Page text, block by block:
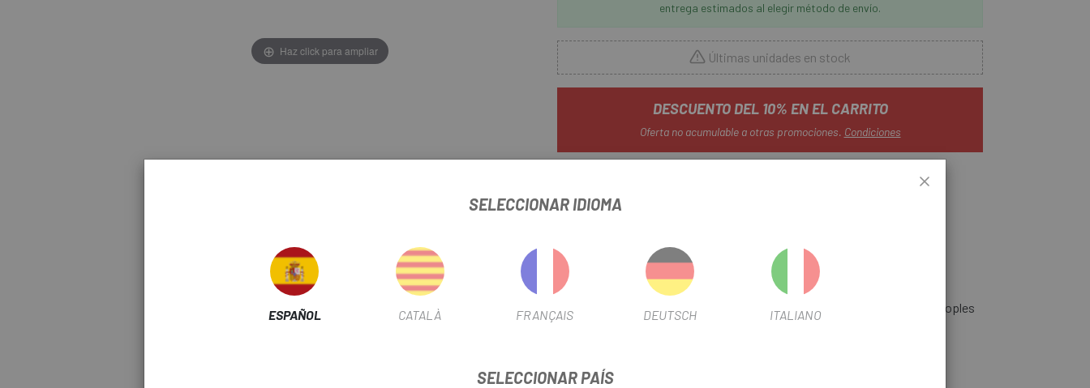
Haz click para ampliar
entrega estimados al elegir método de envío.
Últimas unidades en stock
DESCUENTO DEL 10% EN EL CARRITO
Oferta no acumulable a otras promociones. Condiciones
Estos ligeros topes de manillar mejoran la imagen y permiten usar los acoples
SELECCIONAR IDIOMA
ESPAÑOL CATALÀ FRANÇAIS DEUTSCH ITALIANO
SELECCIONAR PAÍS